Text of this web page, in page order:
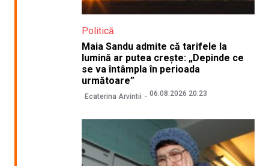
Politică
Maia Sandu admite că tarifele la
lumină ar putea crește: „Depinde ce
se va întâmpla în perioada
următoare”
Ecaterina Arvintii 06.08.2026 20:23